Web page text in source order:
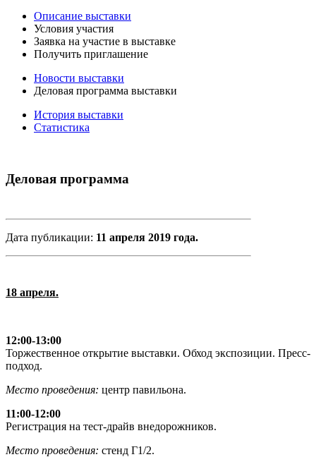
Описание выставки
Условия участия
Заявка на участие в выставке
Получить приглашение
Новости выставки
Деловая программа выставки
История выставки
Статистика
Деловая программа
Дата публикации: 11 апреля 2019 года.
18 апреля.
12:00-13:00
Торжественное открытие выставки. Обход экспозиции. Пресс-
подход.
Место проведения: центр павильона.
11:00-12:00
Регистрация на тест-драйв внедорожников.
Место проведения: стенд Г1/2.